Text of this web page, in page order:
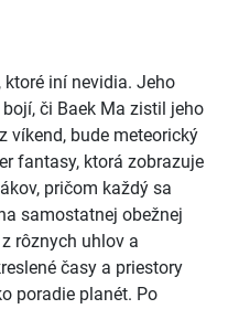
ktoré iní nevidia. Jeho
či Baek Ma zistil jeho
víkend, bude meteorický
fantasy, ktorá zobrazuje
pričom každý sa
samostatnej obežnej
rôznych uhlov a
časy a priestory
poradie planét. Po